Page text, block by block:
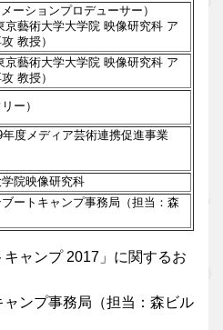
ーションプロデューサー）
京藝術大学大学院 映像研究科 ア
教授）
京藝術大学大学院 映像研究科 ア
教授）
ー）
度メディア芸術連携促進事業
院映像研究科
ートキャンプ事務局（担当：森
キャンプ 2017」に関するお
ンプ事務局（担当：森ビル